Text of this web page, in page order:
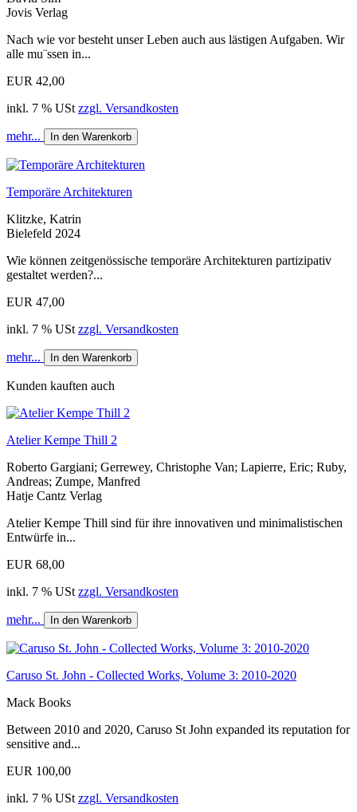
Jovis Verlag
Nach wie vor besteht unser Leben auch aus lästigen Aufgaben. Wir
alle mu¨ssen in...
EUR 42,00
inkl. 7 % USt zzgl. Versandkosten
mehr... In den Warenkorb
Temporäre Architekturen
Klitzke, Katrin
Bielefeld 2024
Wie können zeitgenössische temporäre Architekturen partizipativ
gestaltet werden?...
EUR 47,00
inkl. 7 % USt zzgl. Versandkosten
mehr... In den Warenkorb
Kunden kauften auch
Atelier Kempe Thill 2
Roberto Gargiani; Gerrewey, Christophe Van; Lapierre, Eric; Ruby,
Andreas; Zumpe, Manfred
Hatje Cantz Verlag
Atelier Kempe Thill sind für ihre innovativen und minimalistischen
Entwürfe in...
EUR 68,00
inkl. 7 % USt zzgl. Versandkosten
mehr... In den Warenkorb
Caruso St. John - Collected Works, Volume 3: 2010-2020
Mack Books
Between 2010 and 2020, Caruso St John expanded its reputation for
sensitive and...
EUR 100,00
inkl. 7 % USt zzgl. Versandkosten